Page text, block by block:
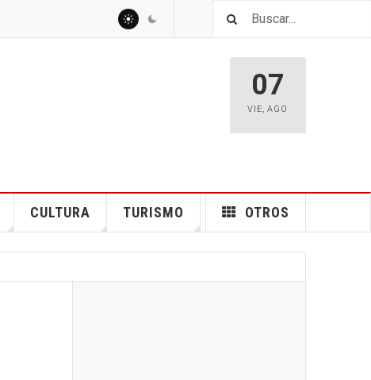
07
VIE,AGO
CULTURA TURISMO OTROS